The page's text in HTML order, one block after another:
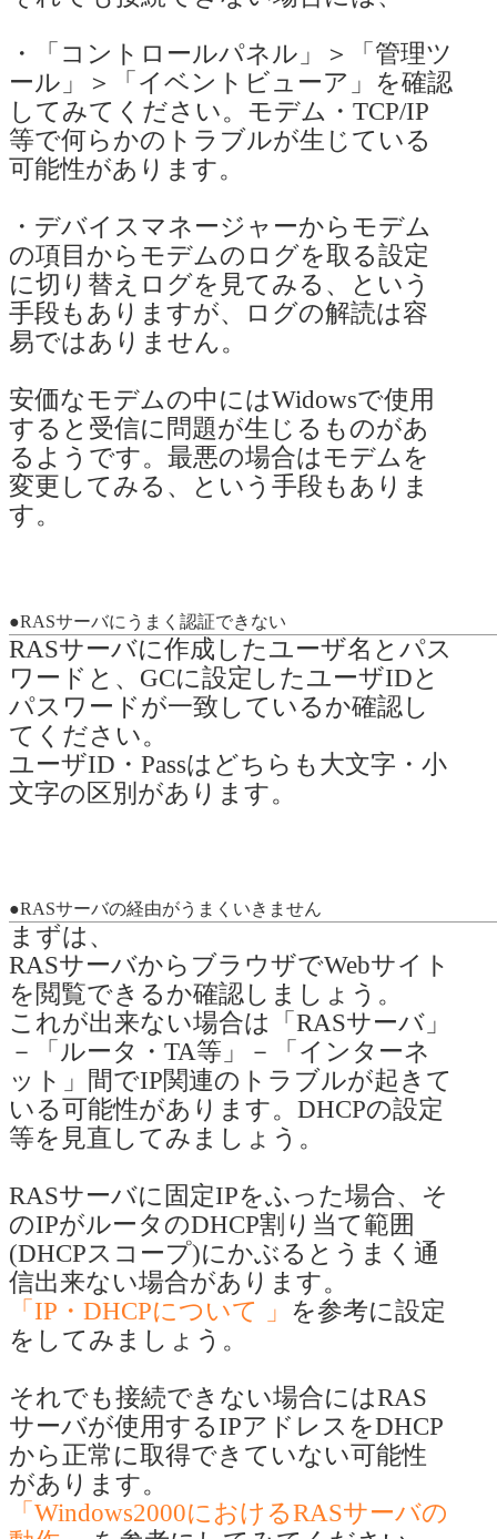
・「コントロールパネル」＞「管理ツ
ール」＞「イベントビューア」を確認
してみてください。モデム・TCP/IP
等で何らかのトラブルが生じている
可能性があります。
・デバイスマネージャーからモデム
の項目からモデムのログを取る設定
に切り替えログを見てみる、という
手段もありますが、ログの解読は容
易ではありません。
安価なモデムの中にはWidowsで使用
すると受信に問題が生じるものがあ
るようです。最悪の場合はモデムを
変更してみる、という手段もありま
す。
●RASサーバにうまく認証できない
RASサーバに作成したユーザ名とパス
ワードと、GCに設定したユーザIDと
パスワードが一致しているか確認し
てください。
ユーザID・Passはどちらも大文字・小
文字の区別があります。
●RASサーバの経由がうまくいきません
まずは、
RASサーバからブラウザでWebサイト
を閲覧できるか確認しましょう。
これが出来ない場合は「RASサーバ」
－「ルータ・TA等」－「インターネ
ット」間でIP関連のトラブルが起きて
いる可能性があります。DHCPの設定
等を見直してみましょう。
RASサーバに固定IPをふった場合、そ
のIPがルータのDHCP割り当て範囲
(DHCPスコープ)にかぶるとうまく通
信出来ない場合があります。
「IP・DHCPについて 」 を参考に設定
をしてみましょう。
それでも接続できない場合にはRAS
サーバが使用するIPアドレスをDHCP
から正常に取得できていない可能性
があります。
「Windows2000におけるRASサーバの